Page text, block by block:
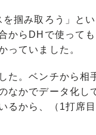
掴み取ろう」と
からDHで使って
っていました。
。ベンチから相
なかでデータ化し
るから、（1打席